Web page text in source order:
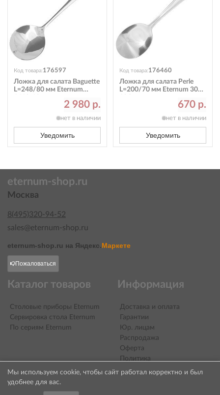
Мы используем cookie, чтобы сайт работал корректно и был
удобнее для вас.
Код товара:176597
Ложка для салата Baguette
L=248/80 мм Eternum
2 980 р.
нет в наличии
Уведомить
Код товара:176460
Ложка для салата Perle
L=200/70 мм Eternum 302-
670 р.
нет в наличии
Уведомить
eternum-shop.ru
Москва
8(495)320-94-52
sales@eternum-shop.ru
eternum-shop.ru на Яндекс.Маркете
Пожаловаться
Каталог товаров
Столовые приборы Eternum
Сервировка стола Eternum
По сериям Eternum
Информация
Доставка и оплата
Гарантии
Юр. лицам
Распродажа
Оферта
Политика
конфиденциальности